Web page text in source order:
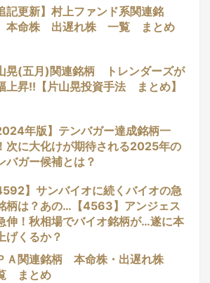
記更新】村上ファンド系関連銘
命株 出遅れ株 一覧 まとめ
晃(五月)関連銘柄 トレンダーズが
上昇!!【片山晃投資手法 まとめ】
年版】テンバガー達成銘柄一
次に大化けが期待される2025年の
バガー候補とは？
】サンバイオに続くバイオの急
柄は？あの…【4563】アンジェス
伸！秋相場でバイオ銘柄が…遂に本
げくるか？
Ａ関連銘柄 本命株・出遅れ株
まとめ